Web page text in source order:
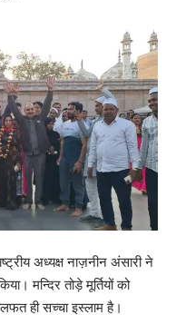
अध्यक्ष नाज़नीन अंसारी ने
मन्दिर तोड़े मूर्तियों को
ही सच्चा इस्लाम है।